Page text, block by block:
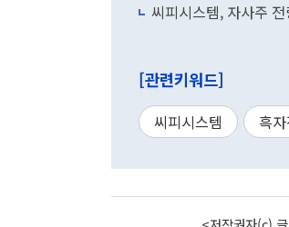
씨피시스템, 자사주
[관련키워드]
씨피시스템 흑